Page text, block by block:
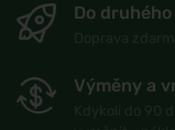
Do
Výměny a